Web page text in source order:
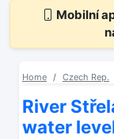
Mobilní
Home Czech Rep.
River
water